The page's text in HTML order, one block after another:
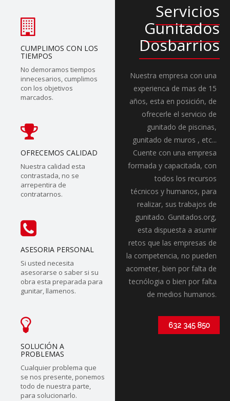
CUMPLIMOS CON LOS
TIEMPOS
No demoramos tiempos
innecesarios, cumplimos
con los objetivos
marcados.
OFRECEMOS CALIDAD
Nuestra calidad esta
contrastada, no se
arrepentira de
contratarnos.
ASESORIA PERSONAL
Si usted necesita
asesorarse o saber si su
obra esta preparada para
gunitar, llamenos.
SOLUCIÓN A
PROBLEMAS
Cualquier problema que
se nos presente, ponemos
todo de nuestra parte,
para solucionarlo.
Servicios
Gunitados
Dosbarrios
Nuestra empresa con una
experienca de mas de 15
años, esta en posición, de
ofrecerle el servicio de
gunitado de piscinas,
gunitado de muros , etc...
Cuente con una empresa
formada y capacitada, con
todos los recursos
técnicos y humanos, para
realizar, sus trabajos de
gunitado. Gunitados.org,
esta dispuesta a asumir
retos que las empresas de
la competencia, no pueden
acometer, bien por falta de
tecnólogia o bien por falta
de medios humanos.
632 345 850